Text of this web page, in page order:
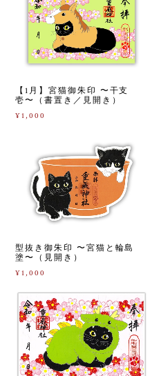
【1月】宮猫御朱印 〜干支
壱〜（書置き／見開き）
¥1,000
型抜き御朱印 〜宮猫と輪島
塗〜（見開き）
¥1,000